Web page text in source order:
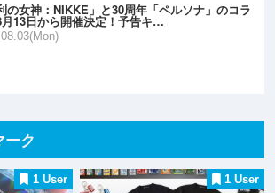
の女神：NIKKE」と30周年「ペルソナ」のコラ
13日から開催決定！予告キ…
ク
1 User 1 User